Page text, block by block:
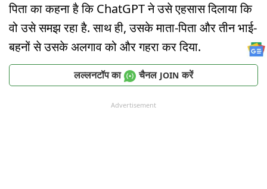
पिता का कहना है कि ChatGPT ने उसे एहसास दिलाया कि
वो उसे समझ रहा है. साथ ही, उसके माता-पिता और तीन भाई-
बहनों से उसके अलगाव को और गहरा कर दिया.
लल्लनटॉप का चैनल JOIN करें
Advertisement